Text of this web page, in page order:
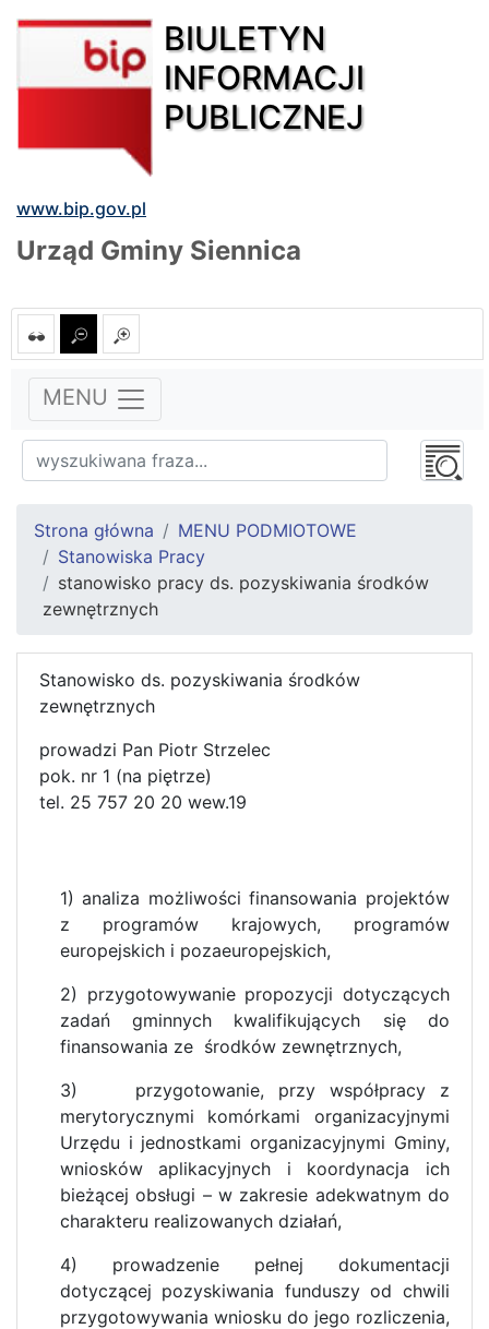
BIULETYN
INFORMACJI
PUBLICZNEJ
www.bip.gov.pl
Urząd Gminy Siennica
MENU
Strona główna
MENU PODMIOTOWE
Stanowiska Pracy
stanowisko pracy ds. pozyskiwania środków
zewnętrznych
Stanowisko ds. pozyskiwania środków
zewnętrznych
prowadzi Pan Piotr Strzelec
pok. nr 1 (na piętrze)
tel. 25 757 20 20 wew.19
1) analiza możliwości finansowania projektów
z programów krajowych, programów
europejskich i pozaeuropejskich,
2) przygotowywanie propozycji dotyczących
zadań gminnych kwalifikujących się do
finansowania ze środków zewnętrznych,
3) przygotowanie, przy współpracy z
merytorycznymi komórkami organizacyjnymi
Urzędu i jednostkami organizacyjnymi Gminy,
wniosków aplikacyjnych i koordynacja ich
bieżącej obsługi – w zakresie adekwatnym do
charakteru realizowanych działań,
4) prowadzenie pełnej dokumentacji
dotyczącej pozyskiwania funduszy od chwili
przygotowywania wniosku do jego rozliczenia,